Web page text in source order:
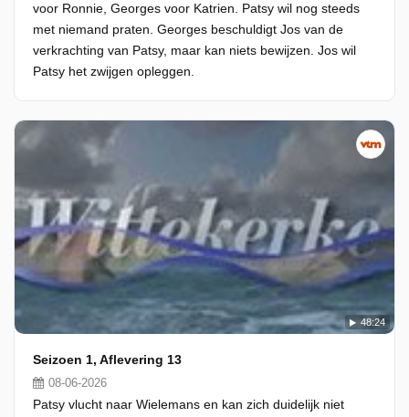
voor Ronnie, Georges voor Katrien. Patsy wil nog steeds
met niemand praten. Georges beschuldigt Jos van de
verkrachting van Patsy, maar kan niets bewijzen. Jos wil
Patsy het zwijgen opleggen.
48:24
Seizoen 1, Aflevering 13
08-06-2026
Patsy vlucht naar Wielemans en kan zich duidelijk niet